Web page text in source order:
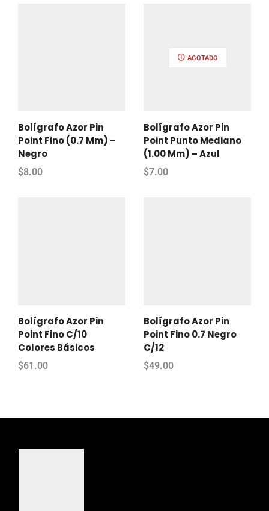
Bolígrafo Azor Pin
Point Fino (0.7 Mm) –
Negro
$8.00
AGOTADO
Bolígrafo Azor Pin
Point Punto Mediano
(1.00 Mm) – Azul
$7.00
Bolígrafo Azor Pin
Point Fino C/10
Colores Básicos
$61.00
Bolígrafo Azor Pin
Point Fino 0.7 Negro
C/12
$49.00